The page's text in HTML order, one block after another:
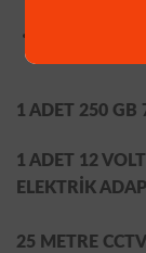
1 ADET 250 GB
1 ADET 12
ELEKTRİK
25 METRE